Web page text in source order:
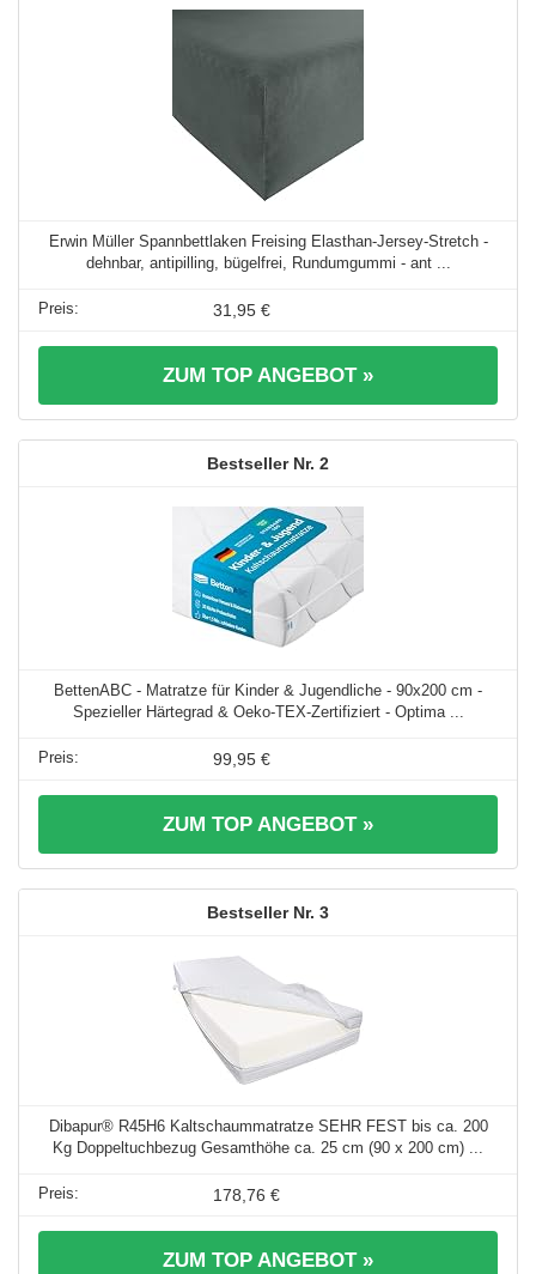
Erwin Müller Spannbettlaken Freising Elasthan-Jersey-Stretch -
dehnbar, antipilling, bügelfrei, Rundumgummi - ant ...
31,95 €
ZUM TOP ANGEBOT »
2
BettenABC - Matratze für Kinder & Jugendliche - 90x200 cm -
Spezieller Härtegrad & Oeko-TEX-Zertifiziert - Optima ...
99,95 €
ZUM TOP ANGEBOT »
3
Dibapur® R45H6 Kaltschaummatratze SEHR FEST bis ca. 200
Kg Doppeltuchbezug Gesamthöhe ca. 25 cm (90 x 200 cm) ...
178,76 €
ZUM TOP ANGEBOT »